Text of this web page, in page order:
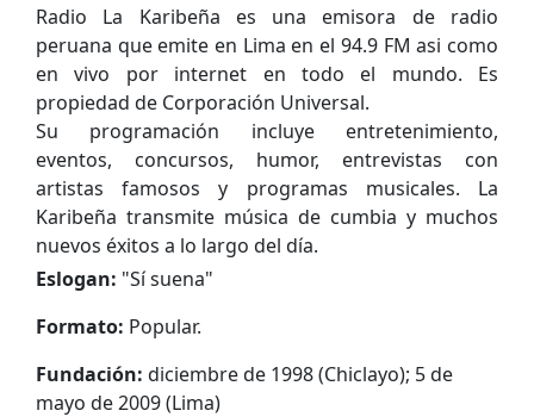
Radio La Karibeña es una emisora de radio
peruana que emite en Lima en el 94.9 FM asi como
en vivo por internet en todo el mundo. Es
propiedad de Corporación Universal.
Su programación incluye entretenimiento,
eventos, concursos, humor, entrevistas con
artistas famosos y programas musicales. La
Karibeña transmite música de cumbia y muchos
nuevos éxitos a lo largo del día.
Eslogan: "Sí suena"
Formato: Popular.
Fundación: diciembre de 1998 (Chiclayo); 5 de
mayo de 2009 (Lima)